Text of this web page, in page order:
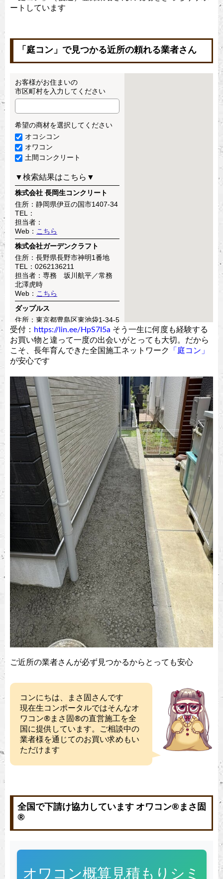
ートしています
「庭コン」で見つかる近所の頼れる業者さん
受付： https://lin.ee/HpS7I5a そう一生に何度も経験する
お買い物と違って一度の出会いがとっても大切。だから
こそ、長年育んできた全国施工ネットワーク
「庭コン」
が安心です
ご近所の業者さんが必ず見つかるからとっても安心
コンにちは、まさ固さんです
現在生コンポータルではそんなオ
ワコン®︎まさ固®︎の直営施工を全
国に提供しています。ご相談中の
業者様を通じてのお買い求めもい
ただけます
全国で下請け協力しています オワコン®︎まさ固
®︎